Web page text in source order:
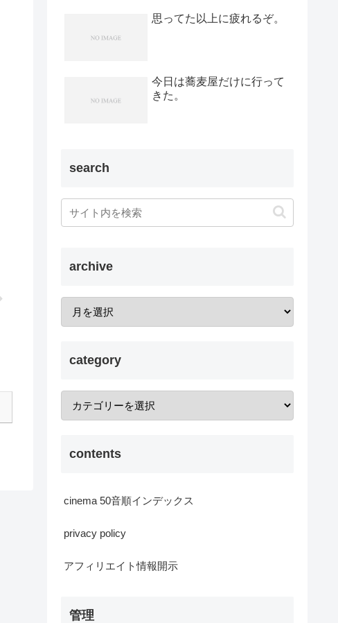
思ってた以上に疲れるぞ。
今日は蕎麦屋だけに行って
きた。
search
archive
category
contents
cinema 50音順インデックス
privacy policy
アフィリエイト情報開示
管理